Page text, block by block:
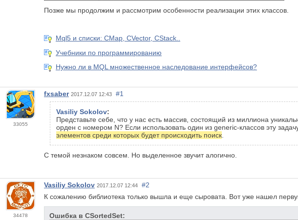
Позже мы продолжим и рассмотрим особенности реализации этих классов.
Mql5 и списки: CMap, CVector, CStack..
Учебники по программированию
Нужно ли в MQL множественное наследование интерфейсов?
33055
fxsaber 2017.12.07 12:43 #1
Vasiliy Sokolov:
Представьте себе, что у нас есть массив, состоящий из миллиона
орден с номером N? Если использовать один из generic-классов эту
элементов среди которых будет происходить поиск
С темой незнаком совсем. Но выделенное звучит алогично.
34478
Vasiliy Sokolov 2017.12.07 12:44
#2
К сожалению библиотека только вышла и еще сыровата. Вот уже нашел
Ошибка в CSortedSet: